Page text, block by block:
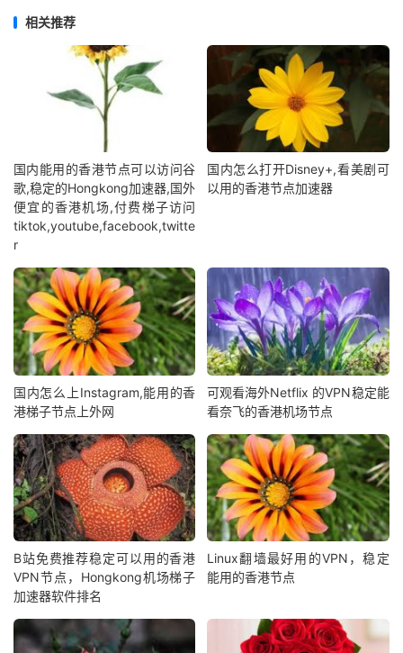
相关推荐
国内能用的香港节点可以访问谷
歌,稳定的Hongkong加速器,国外
便宜的香港机场,付费梯子访问
tiktok,youtube,facebook,twitte
r
国内怎么打开Disney+,看美剧可
以用的香港节点加速器
国内怎么上Instagram,能用的香
港梯子节点上外网
可观看海外Netflix 的VPN稳定能
看奈飞的香港机场节点
B站免费推荐稳定可以用的香港
VPN节点，Hongkong机场梯子
加速器软件排名
Linux翻墙最好用的VPN，稳定
能用的香港节点